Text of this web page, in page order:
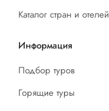
Каталог стран и отелей
Информация
Подбор туров
Горящие туры